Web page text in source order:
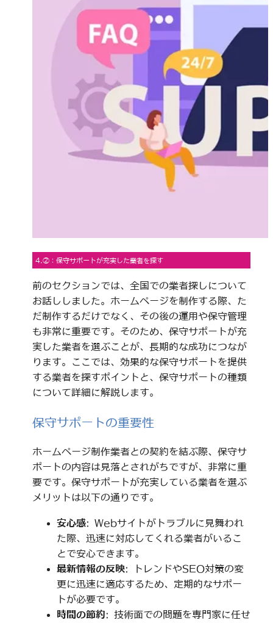
4.②：保守サポートが充実した業者を探す
前のセクションでは、全国での業者探しについて
お話ししました。ホームページを制作する際、た
だ制作するだけでなく、その後の運用や保守管理
も非常に重要です。そのため、保守サポートが充
実した業者を選ぶことが、長期的な成功につなが
ります。ここでは、効果的な保守サポートを提供
する業者を探すポイントと、保守サポートの種類
について詳細に解説します。
保守サポートの重要性
ホームページ制作業者との契約を結ぶ際、保守サ
ポートの内容は見落とされがちですが、非常に重
要です。保守サポートが充実している業者を選ぶ
メリットは以下の通りです。
安心感: Webサイトがトラブルに見舞われ
た際、迅速に対応してくれる業者がいるこ
とで安心できます。
最新情報の反映: トレンドやSEO対策の変
更に迅速に適応するため、定期的なサポー
トが必要です。
時間の節約: 技術面での問題を専門家に任せ